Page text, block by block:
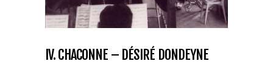
IV. CHACONNE – DÉSIRÉ DONDEYNE